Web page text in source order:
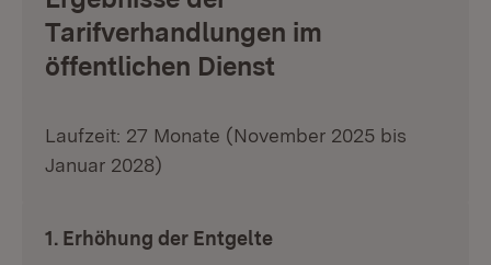
Tarifverhandlungen im
öffentlichen Dienst
Laufzeit: 27 Monate (November 2025 bis
Januar 2028)
1. Erhöhung der Entgelte